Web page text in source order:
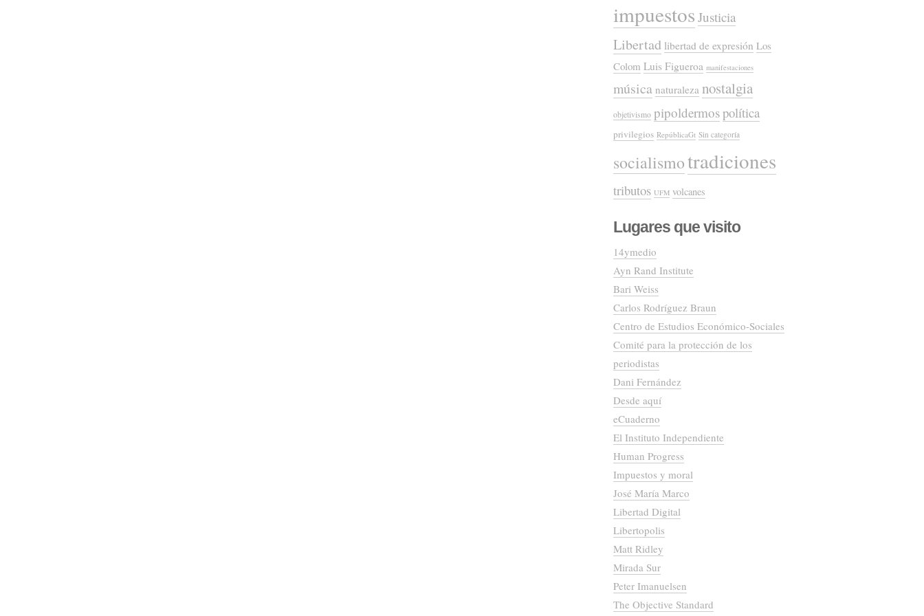
impuestos Justicia
Libertad libertad de expresión Los
Colom Luis Figueroa manifestaciones
música naturaleza nostalgia
objetivismo pipoldermospolítica
privilegios RepúblicaGt Sin categoría
socialismotradiciones
tributos UFM volcanes
Lugares que visito
14ymedio
Ayn Rand Institute
Bari Weiss
Carlos Rodríguez Braun
Centro de Estudios Económico-Sociales
Comité para la protección de los
periodistas
Dani Fernández
Desde aquí
eCuaderno
El Instituto Independiente
Human Progress
Impuestos y moral
José María Marco
Libertad Digital
Libertopolis
Matt Ridley
Mirada Sur
Peter Imanuelsen
The Objective Standard